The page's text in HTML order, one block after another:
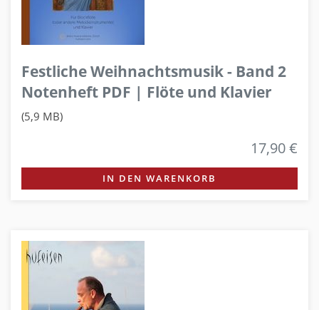
Festliche Weihnachtsmusik - Band 2
Notenheft PDF | Flöte und Klavier
(5,9 MB)
17,90 €
IN DEN WARENKORB